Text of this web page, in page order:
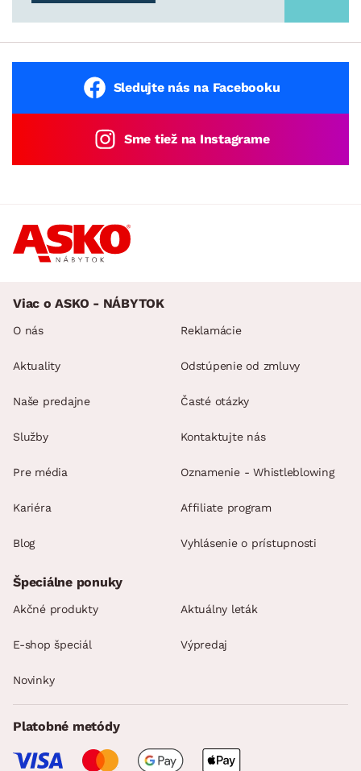
Sledujte nás na Facebooku
Sme tiež na Instagrame
Viac o ASKO - NÁBYTOK
O nás
Aktuality
Naše predajne
Služby
Pre média
Kariéra
Blog
Reklamácie
Odstúpenie od zmluvy
Časté otázky
Kontaktujte nás
Oznamenie - Whistleblowing
Affiliate program
Vyhlásenie o prístupnosti
Špeciálne ponuky
Akčné produkty Aktuálny leták
E-shop špeciál Výpredaj
Novinky
Platobné metódy